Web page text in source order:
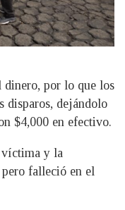
dinero, por lo que los
disparos, dejándolo
$4,000 en efectivo.
víctima y la
falleció en el